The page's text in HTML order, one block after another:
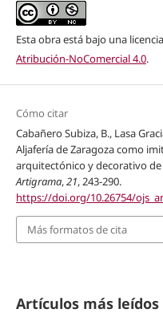
Esta obra está bajo una
Atribución-NoComercial 4.0.
Cómo citar
Cabañero Subiza, B., Lasa
Aljafería de Zaragoza como
arquitectónico y decorativo
Artigrama,21, 243-290.
https://doi.org/10.26754/
Más formatos de cita
Artículos más